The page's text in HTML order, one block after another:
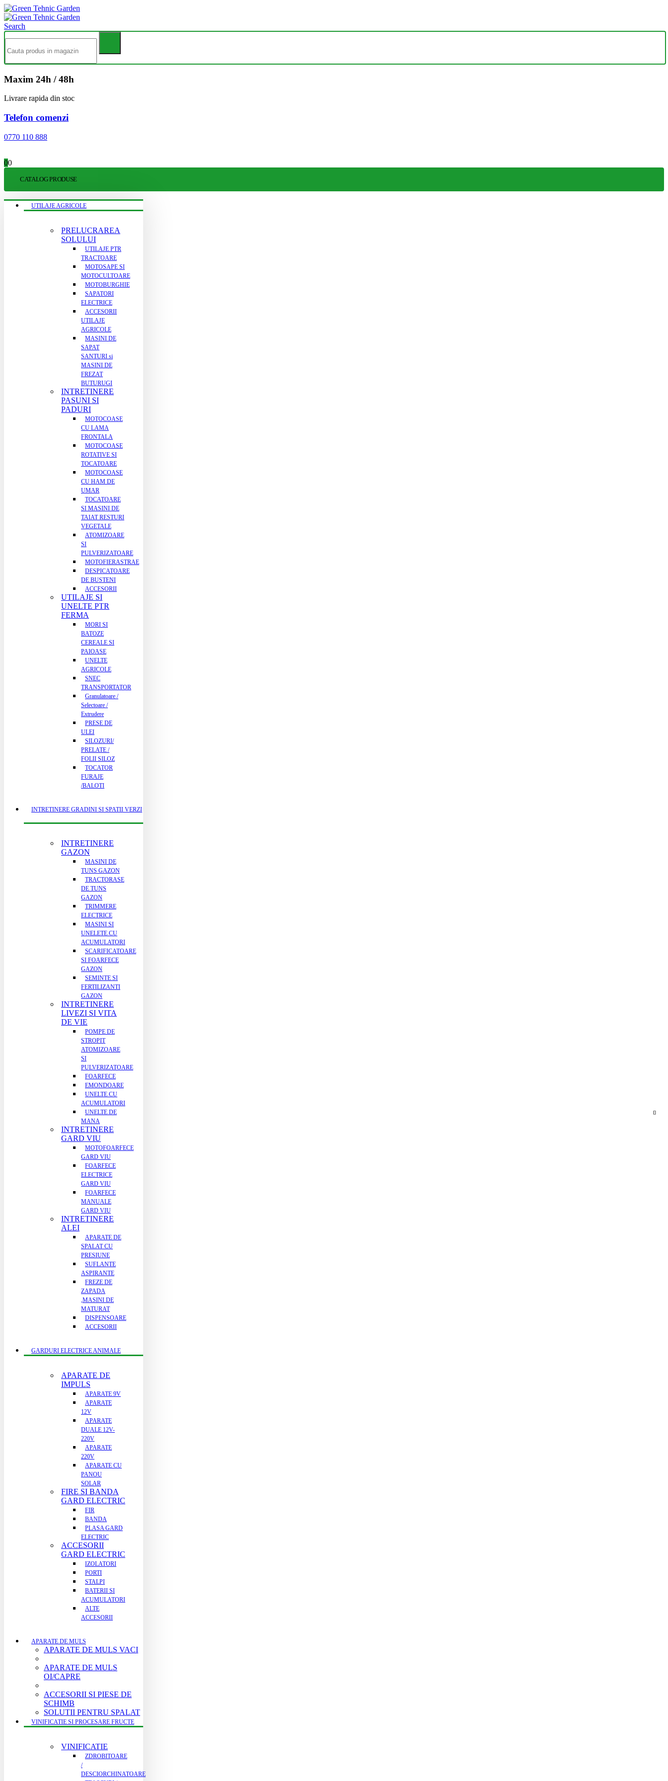
Search
Maxim 24h / 48h
Livrare rapida din stoc
Telefon comenzi
0770 110 888
00
CATALOG PRODUSE
UTILAJE AGRICOLE
PRELUCRAREA
SOLULUI
UTILAJE PTR
TRACTOARE
MOTOSAPE SI
MOTOCULTOARE
MOTOBURGHIE
SAPATORI
ELECTRICE
ACCESORII
UTILAJE
AGRICOLE
MASINI DE
SAPAT
SANTURI si
MASINI DE
FREZAT
BUTURUGI
INTRETINERE
PASUNI SI
PADURI
MOTOCOASE
CU LAMA
FRONTALA
MOTOCOASE
ROTATIVE SI
TOCATOARE
MOTOCOASE
CU HAM DE
UMAR
TOCATOARE
SI MASINI DE
TAIAT RESTURI
VEGETALE
ATOMIZOARE
SI
PULVERIZATOARE
MOTOFIERASTRAE
DESPICATOARE
DE BUSTENI
ACCESORII
UTILAJE SI
UNELTE PTR
FERMA
MORI SI
BATOZE
CEREALE SI
PAIOASE
UNELTE
AGRICOLE
SNEC
TRANSPORTATOR
Granulatoare /
Selectoare /
Extrudere
PRESE DE
ULEI
SILOZURI/
PRELATE /
FOLII SILOZ
TOCATOR
FURAJE
/BALOTI
INTRETINERE GRADINI SI SPATII VERZI
INTRETINERE
GAZON
MASINI DE
TUNS GAZON
TRACTORASE
DE TUNS
GAZON
TRIMMERE
ELECTRICE
MASINI SI
UNELETE CU
ACUMULATORI
SCARIFICATOARE
SI FOARFECE
GAZON
SEMINTE SI
FERTILIZANTI
GAZON
INTRETINERE
LIVEZI SI VITA
DE VIE
POMPE DE
STROPIT
ATOMIZOARE
SI
PULVERIZATOARE
FOARFECE
EMONDOARE
UNELTE CU
ACUMULATORI
UNELTE DE
MANA
INTRETINERE
GARD VIU
MOTOFOARFECE
GARD VIU
FOARFECE
ELECTRICE
GARD VIU
FOARFECE
MANUALE
GARD VIU
INTRETINERE
ALEI
APARATE DE
SPALAT CU
PRESIUNE
SUFLANTE
ASPIRANTE
FREZE DE
ZAPADA
,MASINI DE
MATURAT
DISPENSOARE
ACCESORII
GARDURI ELECTRICE ANIMALE
APARATE DE
IMPULS
APARATE 9V
APARATE
12V
APARATE
DUALE 12V-
220V
APARATE
220V
APARATE CU
PANOU
SOLAR
FIRE SI BANDA
GARD ELECTRIC
FIR
BANDA
PLASA GARD
ELECTRIC
ACCESORII
GARD ELECTRIC
IZOLATORI
PORTI
STALPI
BATERII SI
ACUMULATORI
ALTE
ACCESORII
APARATE DE MULS
APARATE DE MULS VACI
APARATE DE MULS
OI/CAPRE
ACCESORII SI PIESE DE
SCHIMB
SOLUTII PENTRU SPALAT
VINIFICATIE SI PROCESARE FRUCTE
VINIFICATIE
ZDROBITOARE
/
DESCIORCHINATOARE